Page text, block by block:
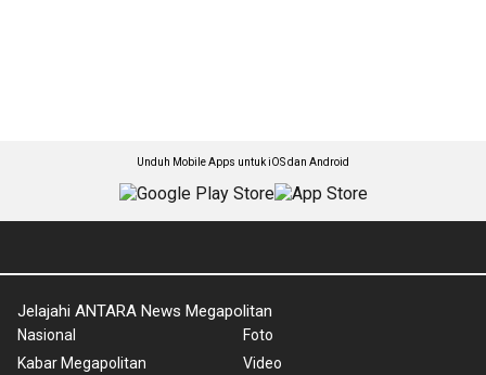
Unduh Mobile Apps untuk iOS dan Android
Jelajahi ANTARA News Megapolitan
Nasional
Kabar Megapolitan
Foto
Video